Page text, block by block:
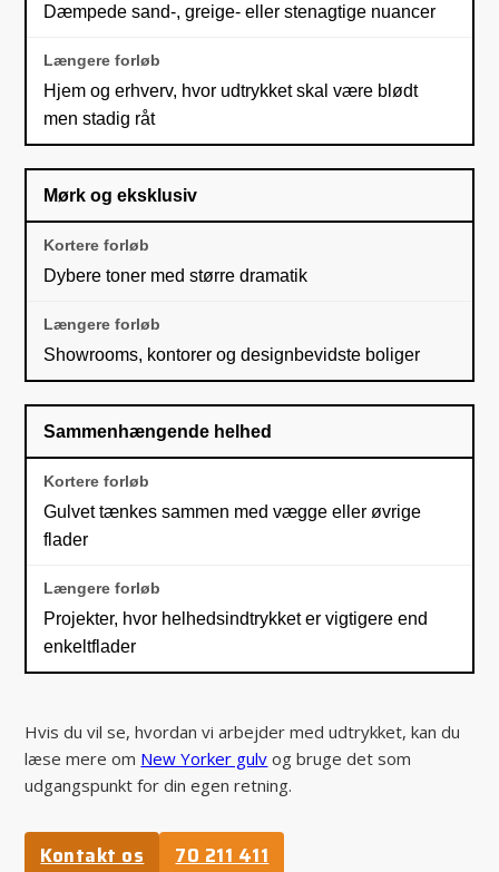
Dæmpede sand-, greige- eller stenagtige nuancer
Hjem og erhverv, hvor udtrykket skal være blødt
men stadig råt
Mørk og eksklusiv
Dybere toner med større dramatik
Showrooms, kontorer og designbevidste boliger
Sammenhængende helhed
Gulvet tænkes sammen med vægge eller øvrige
flader
Projekter, hvor helhedsindtrykket er vigtigere end
enkeltflader
Hvis du vil se, hvordan vi arbejder med udtrykket, kan du
læse mere om New Yorker gulv og bruge det som
udgangspunkt for din egen retning.
Kontakt os 70 211 411